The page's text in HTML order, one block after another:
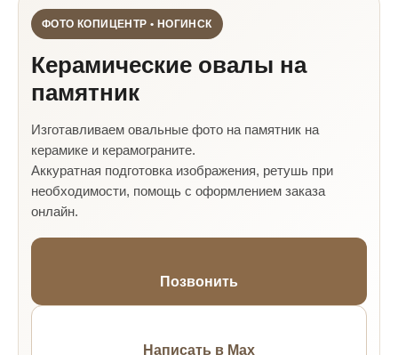
ФОТО КОПИЦЕНТР • НОГИНСК
Керамические овалы на
памятник
Изготавливаем овальные фото на памятник на
керамике и керамограните.
Аккуратная подготовка изображения, ретушь при
необходимости, помощь с оформлением заказа
онлайн.
Позвонить
Написать в Max